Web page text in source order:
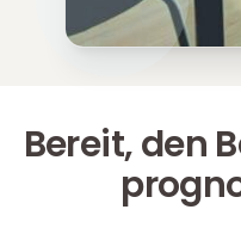
Bereit, den